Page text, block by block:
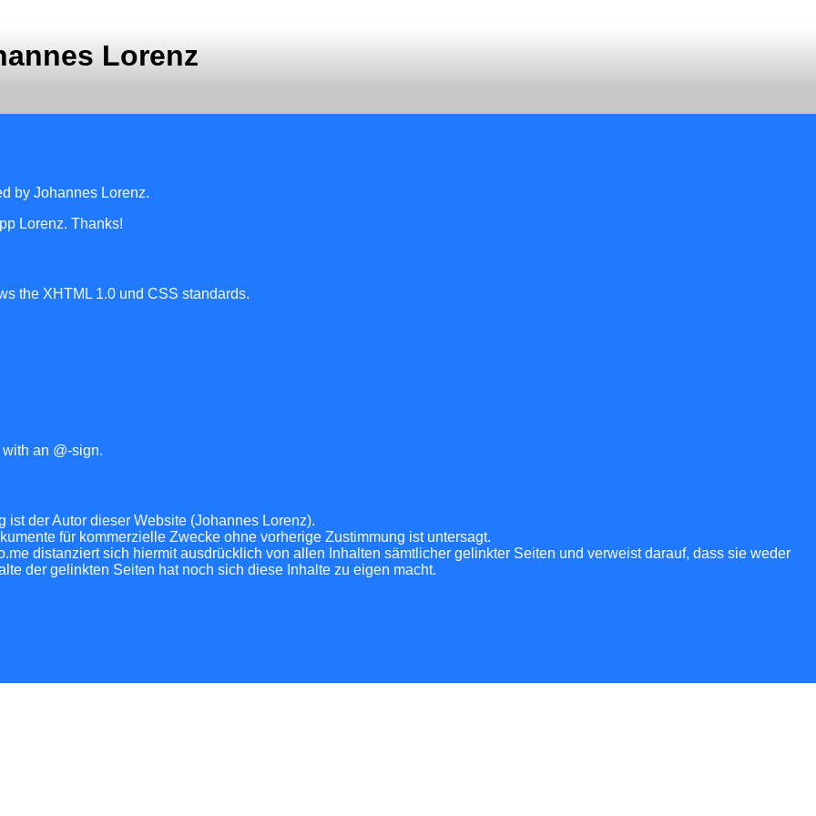
Lorenz
by Johannes Lorenz.
Lorenz. Thanks!
the XHTML 1.0 und CSS standards.
an @-sign.
ist der Autor dieser Website (Johannes Lorenz).
für kommerzielle Zwecke ohne vorherige Zustimmung ist untersagt.
distanziert sich hiermit ausdrücklich von allen Inhalten sämtlicher gelinkter Seiten und verweist darauf, dass sie weder
der gelinkten Seiten hat noch sich diese Inhalte zu eigen macht.